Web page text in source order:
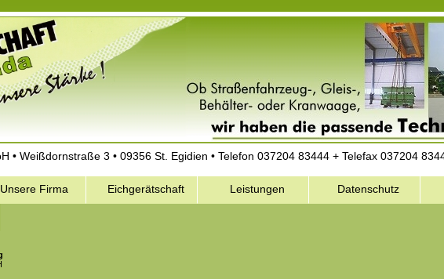
• Weißdornstraße 3 • 09356 St. Egidien • Telefon 037204 83444 + Telefax 037204
Unsere Firma Eichgerätschaft Leistungen Datenschutz